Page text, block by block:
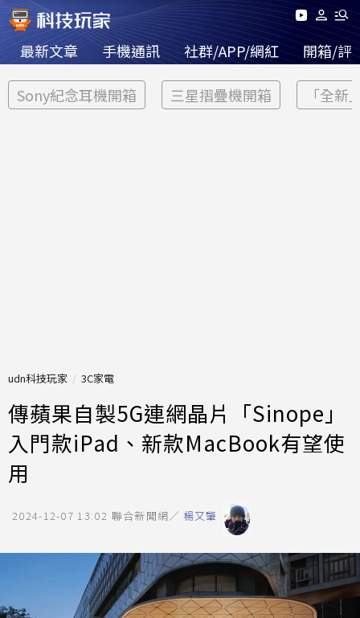
最新文章 手機通訊 社群/APP/網紅 開箱/評
Sony紀念耳機開箱 三星摺疊機開箱 「全新
udn科技玩家 3C家電
傳蘋果自製5G連網晶片「Sinope」
入門款iPad、新款MacBook有望使
用
2024-12-07 13:02 聯合新聞網／ 楊又肇